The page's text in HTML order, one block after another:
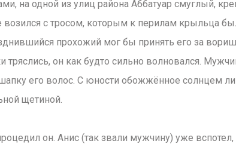
на одной из улиц района Аббатуар смуглый,
с тросом, которым к перилам крыльца
прохожий мог бы принять его за
он как будто сильно волновался.
его волос. С юности обожжённое солнцем
щетиной.
он. Анис (так звали мужчину) уже